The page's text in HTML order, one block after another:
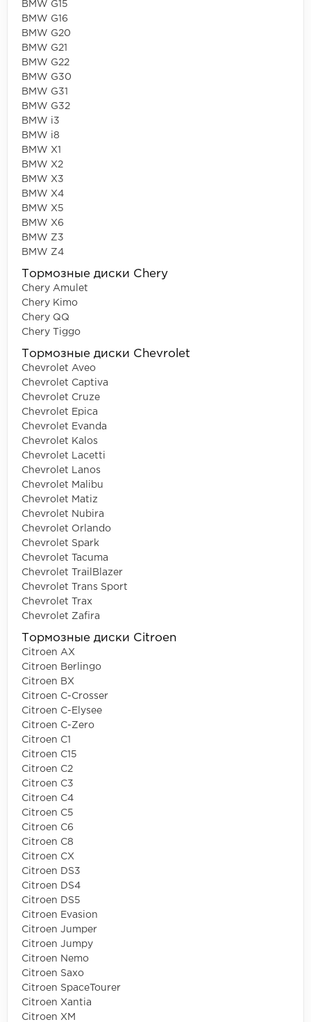
BMW G15
BMW G16
BMW G20
BMW G21
BMW G22
BMW G30
BMW G31
BMW G32
BMW i3
BMW i8
BMW X1
BMW X2
BMW X3
BMW X4
BMW X5
BMW X6
BMW Z3
BMW Z4
Тормозные диски Chery
Chery Amulet
Chery Kimo
Chery QQ
Chery Tiggo
Тормозные диски Chevrolet
Chevrolet Aveo
Chevrolet Captiva
Chevrolet Cruze
Chevrolet Epica
Chevrolet Evanda
Chevrolet Kalos
Chevrolet Lacetti
Chevrolet Lanos
Chevrolet Malibu
Chevrolet Matiz
Chevrolet Nubira
Chevrolet Orlando
Chevrolet Spark
Chevrolet Tacuma
Chevrolet TrailBlazer
Chevrolet Trans Sport
Chevrolet Trax
Chevrolet Zafira
Тормозные диски Citroen
Citroen AX
Citroen Berlingo
Citroen BX
Citroen C-Crosser
Citroen C-Elysee
Citroen C-Zero
Citroen C1
Citroen C15
Citroen C2
Citroen C3
Citroen C4
Citroen C5
Citroen C6
Citroen C8
Citroen CX
Citroen DS3
Citroen DS4
Citroen DS5
Citroen Evasion
Citroen Jumper
Citroen Jumpy
Citroen Nemo
Citroen Saxo
Citroen SpaceTourer
Citroen Xantia
Citroen XM